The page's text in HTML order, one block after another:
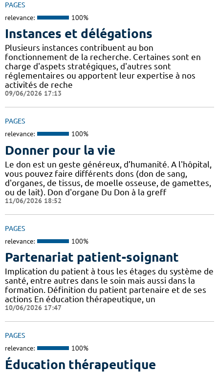
PAGES
relevance: 100%
Instances et délégations
Plusieurs instances contribuent au bon
fonctionnement de la recherche. Certaines sont en
charge d'aspets stratégiques, d'autres sont
réglementaires ou apportent leur expertise à nos
activités de reche
09/06/2026 17:13
PAGES
relevance: 100%
Donner pour la vie
Le don est un geste généreux, d’humanité. A l'hôpital,
vous pouvez faire différents dons (don de sang,
d'organes, de tissus, de moelle osseuse, de gamettes,
ou de lait). Don d'organe Du Don à la greff
11/06/2026 18:52
PAGES
relevance: 100%
Partenariat patient-soignant
Implication du patient à tous les étages du système de
santé, entre autres dans le soin mais aussi dans la
formation. Définition du patient partenaire et de ses
actions En éducation thérapeutique, un
10/06/2026 17:47
PAGES
relevance: 100%
Éducation thérapeutique